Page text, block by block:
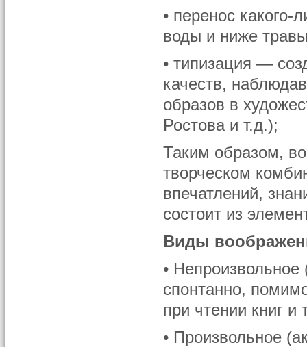
• перенос
воды и ниже
• типизация —
качеств,
образов в
Ростова и т.д.);
Таким образом,
творческом
впечатлений,
состоит из
Виды
•
спонтанно,
при чтении книг и
• Произвольное